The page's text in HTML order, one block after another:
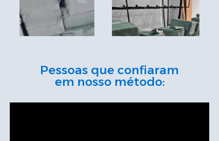
Pessoas que confiaram
em nosso método: